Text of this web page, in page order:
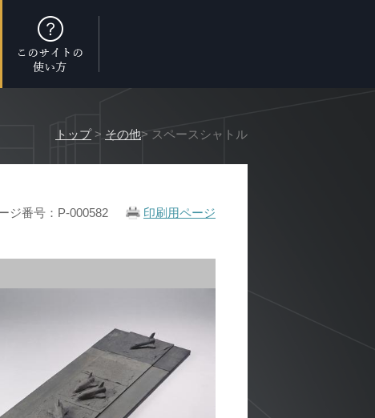
印刷用ページ
トップ> その他> スペースシャトル
ジ番号：P-000582